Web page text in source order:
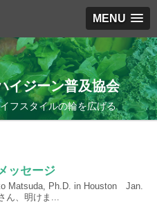
MENU
イジーン普及協会
フスタイルの輪を広げる
ッセージ
Matsuda, Ph.D. in Houston Jan.
ん、明けま...